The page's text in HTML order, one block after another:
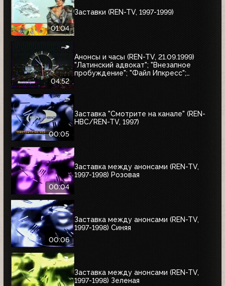
01:04
Заставки (REN-TV, 1997-1999)
04:52
Анонсы и часы (REN-TV, 21.09.1999)
"Латинский адвокат"; "Внезапное
пробуждение"; "Файл Ипкресс";
00:05
Заставка "Смотрите на канале" (REN-
HBC/REN-TV, 1997)
00:04
Заставка между анонсами (REN-TV,
1997-1998) Розовая
00:06
Заставка между анонсами (REN-TV,
1997-1998) Синяя
Заставка между анонсами (REN-TV,
1997-1998) Зеленая